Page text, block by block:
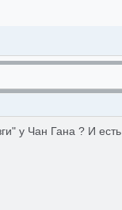
у Чан Гана ? И